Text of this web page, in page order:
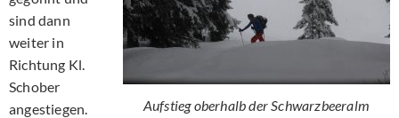
Aufstieg oberhalb der Schwarzbeeralm
sind dann
weiter in
Richtung Kl.
Schober
angestiegen.